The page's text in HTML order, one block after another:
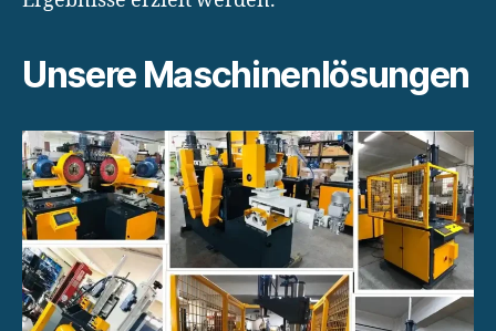
Unsere Maschinenlösungen